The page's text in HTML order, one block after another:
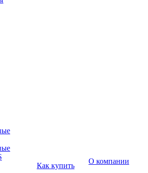
Как купить
О компании